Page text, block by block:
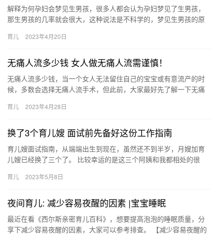
解释为何孕妇会梦见生男孩，很多人都会认为孕妇梦见了生男孩，
那生男孩的几率就会很大，这种说法是不科学的，梦见生男孩的原
孕妇…
育儿 2023年4月20日
无痛人流多少钱 女人做无痛人流需谨慎！
无痛人流多少钱，当一个女人无法留住自己的宝宝或有意流产的时
候，多数会选择无痛人流手术，但此前，大家最好先了解一下无痛
选…
育儿 2023年4月28日
换了3个育儿嫂 面试前先备好这份工作指南
育儿嫂面试指南，从端端出生到现在，虽然还不到半岁，月嫂加育
儿嫂已经换了三个了。 比较幸运的是这三个阿姨和我都相处的很
试…
育儿 2023年5月8日
夜间育儿: 减少容易夜醒的因素 |宝宝睡眠
最近在看《西尔斯亲密育儿百科》，想要提高泡泡的睡眠质量，分
享下减少容易夜醒的因素，大家可以参考排查。 【减少容易夜醒的